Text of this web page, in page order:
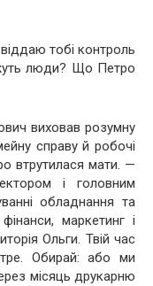
тобі контроль
люди? Що Петро
виховав розумну
справу й робочі
втрутилася мати. —
і головним
обладнання та
маркетинг і
Ольги. Твій час
Обирай: або ми
місяць друкарню